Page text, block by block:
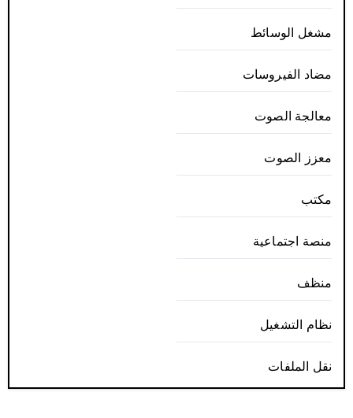
مشغل الوسائط
مضاد الفيروسات
معالجة الصوت
معزز الصوت
مكتب
منصة اجتماعية
منظف
نظام التشغيل
نقل الملفات